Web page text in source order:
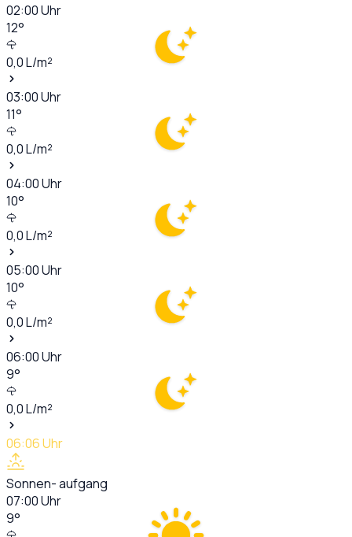
02:00Uhr
12°
0,0L/m²
03:00Uhr
11°
0,0L/m²
04:00Uhr
10°
0,0L/m²
05:00Uhr
10°
0,0L/m²
06:00Uhr
9°
0,0L/m²
06:06Uhr
Sonnen- aufgang
07:00Uhr
9°